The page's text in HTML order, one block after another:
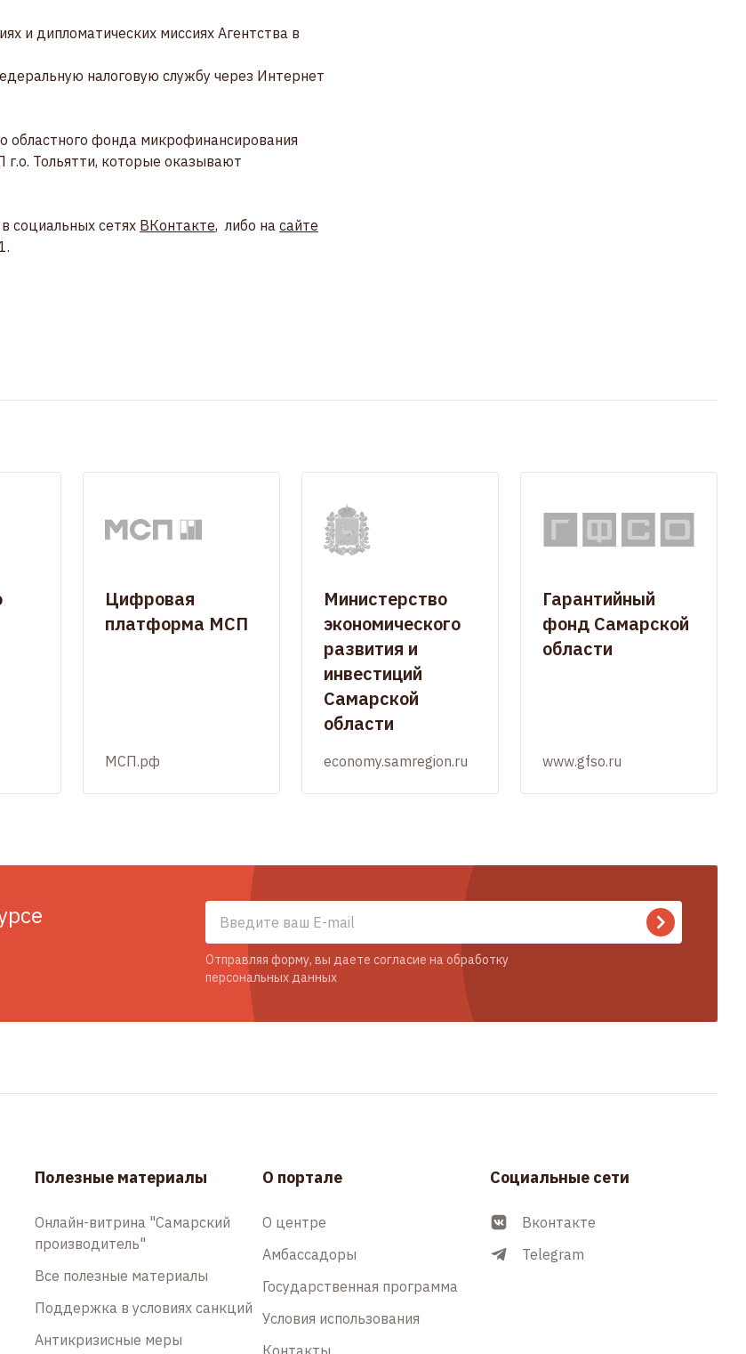
и дипломатических миссиях Агентства в
налоговую службу через Интернет
областного фонда микрофинансирования
Тольятти, которые оказывают
социальных сетях ВКонтакте, либо на сайте
Цифровая
платформа МСП
МСП.рф
Министерство
экономического
развития и
инвестиций
Самарской
области
economy.samregion.ru
Гарантийный
фонд Самарской
области
www.gfso.ru
Отправляя форму, вы даете согласие на обработку
персональных данных
Полезные материалы
Онлайн-витрина "Самарский
производитель"
Все полезные материалы
Поддержка в условиях санкций
Антикризисные меры
О портале
О центре
Амбассадоры
Государственная программа
Условия использования
Контакты
Социальные сети
Вконтакте
Telegram